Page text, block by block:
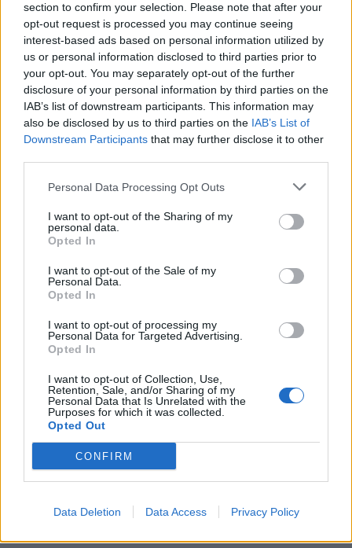
section to confirm your selection. Please note that after your
opt-out request is processed you may continue seeing
interest-based ads based on personal information utilized by
us or personal information disclosed to third parties prior to
your opt-out. You may separately opt-out of the further
disclosure of your personal information by third parties on the
IAB’s list of downstream participants. This information may
also be disclosed by us to third parties on the IAB’s List of
Downstream Participants that may further disclose it to other
Personal Data Processing Opt Outs
I want to opt-out of the Sharing of my
personal data.
Opted In
I want to opt-out of the Sale of my
Personal Data.
Opted In
I want to opt-out of processing my
Personal Data for Targeted Advertising.
Opted In
I want to opt-out of Collection, Use,
Retention, Sale, and/or Sharing of my
Personal Data that Is Unrelated with the
Purposes for which it was collected.
Opted Out
CONFIRM
Data Deletion Data Access Privacy Policy
Più tutele dalle banche su
incassi e domiciliazioni
10/07/2010
Regione, ok al piano paesistico
13/12/2009
RISPARMIO La riforma slitta al 31
agosto Più tutele ai consumatori
04/08/2006
Le Bcc si rafforzano, più tutele
ai clienti
11/12/2005
Casa, più tutele per gli
acquirenti